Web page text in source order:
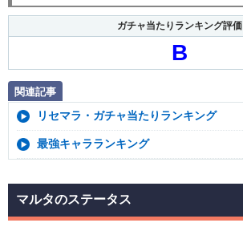
ガチャ当たりランキング評価
B
関連記事
リセマラ・ガチャ当たりランキング
最強キャラランキング
マルタのステータス